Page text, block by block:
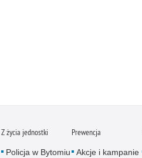
Z życia jednostki
Policja w Bytomiu
Prewencja
Akcje i kampanie